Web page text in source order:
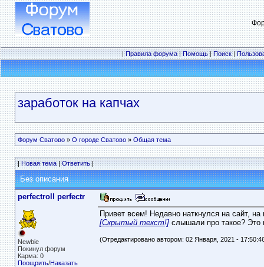
|Правила форума|Помощь|Поиск|
заработок на капчах
Форум Сватово» О городе Сватово» Общая тема
|Новая тема|Ответить|
Без описания
perfectroll perfectr
Newbie
Покинул форум
Карма: 0
Поощрить/Наказать
Привет всем! Недавно наткнулся на сайт,
[Скрытый текст!]слышали про такое? Это
(Отредактировано автором: 02 Января, 2021 -